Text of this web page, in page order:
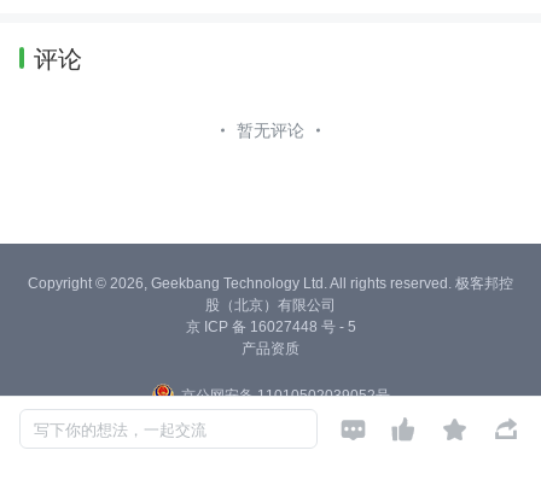
评论
暂无评论
写下你的想法，一起交流    
Copyright © 2026, Geekbang Technology Ltd. All rights reserved. 极客邦控
股（北京）有限公司
京 ICP 备 16027448 号 - 5
产品资质
京公网安备 11010502039052号